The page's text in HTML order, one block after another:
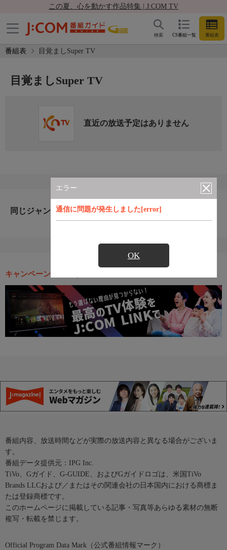
この夏、心を動かす作品特集 | J:COM TV
CS番組一覧 番組表
検索
番組表 目覚ましSuper TV
エラー
通信に問題が発生しました[error]
OK
目覚ましSuper TV
直近の放送予定はありません
同じジャンルのおすすめ番組
キャンペーン・お得な情報
番組内容、放送時間などが実際の放送内容と異なる場合がございま
す。
番組データ提供元：IPG Inc.
TiVo、Gガイド、G-GUIDE、およびGガイドロゴは、米国TiVo
Brands LLCおよび／またはその関連会社の日本国内における商標ま
たは登録商標です。
このホームページに掲載している記事・写真等あらゆる素材の無断
複写・転載を禁じます。
Official Program Data Mark（公式番組情報マーク）